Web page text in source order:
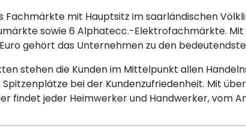
Fachmärkte mit Hauptsitz im saarländischen
sowie 6 Alphatecc.-Elektrofachmärkte.
gehört das Unternehmen zu den
stehen die Kunden im Mittelpunkt allen
bei der Kundenzufriedenheit. Mit
findet jeder Heimwerker und Handwerker, vom